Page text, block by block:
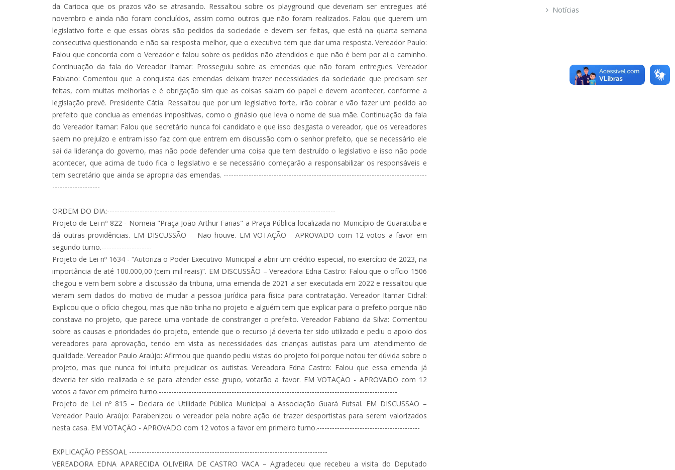
da Carioca que os prazos vão se atrasando. Ressaltou sobre os playground que deveriam ser entregues até
novembro e ainda não foram concluídos, assim como outros que não foram realizados. Falou que querem um
legislativo forte e que essas obras são pedidos da sociedade e devem ser feitas, que está na quarta semana
consecutiva questionando e não sai resposta melhor, que o executivo tem que dar uma resposta. Vereador Paulo:
Falou que concorda com o Vereador e falou sobre os pedidos não atendidos e que não é bem por ai o caminho.
Continuação da fala do Vereador Itamar: Prosseguiu sobre as emendas que não foram entregues. Vereador
Fabiano: Comentou que a conquista das emendas deixam trazer necessidades da sociedade que precisam ser
feitas, com muitas melhorias e é obrigação sim que as coisas saiam do papel e devem acontecer, conforme a
legislação prevê. Presidente Cátia: Ressaltou que por um legislativo forte, irão cobrar e vão fazer um pedido ao
prefeito que conclua as emendas impositivas, como o ginásio que leva o nome de sua mãe. Continuação da fala
do Vereador Itamar: Falou que secretário nunca foi candidato e que isso desgasta o vereador, que os vereadores
saem no prejuízo e entram isso faz com que entrem em discussão com o senhor prefeito, que se necessário ele
sai da liderança do governo, mas não pode defender uma coisa que tem destruído o legislativo e isso não pode
acontecer, que acima de tudo fica o legislativo e se necessário começarão a responsabilizar os responsáveis e
tem secretário que ainda se apropria das emendas. ---------------------------------------------------------------------------------
-------------------
ORDEM DO DIA:-------------------------------------------------------------------------------------------
Projeto de Lei nº 822 - Nomeia "Praça João Arthur Farias" a Praça Pública localizada no Município de Guaratuba e
dá outras providências. EM DISCUSSÃO – Não houve. EM VOTAÇÃO - APROVADO com 12 votos a favor em
segundo turno.--------------------
Projeto de Lei nº 1634 - “Autoriza o Poder Executivo Municipal a abrir um crédito especial, no exercício de 2023, na
importância de até 100.000,00 (cem mil reais)”. EM DISCUSSÃO – Vereadora Edna Castro: Falou que o ofício 1506
chegou e vem bem sobre a discussão da tribuna, uma emenda de 2021 a ser executada em 2022 e ressaltou que
vieram sem dados do motivo de mudar a pessoa jurídica para física para contratação. Vereador Itamar Cidral:
Explicou que o ofício chegou, mas que não tinha no projeto e alguém tem que explicar para o prefeito porque não
constava no projeto, que parece uma vontade de constranger o prefeito. Vereador Fabiano da Silva: Comentou
sobre as causas e prioridades do projeto, entende que o recurso já deveria ter sido utilizado e pediu o apoio dos
vereadores para aprovação, tendo em vista as necessidades das crianças autistas para um atendimento de
qualidade. Vereador Paulo Araújo: Afirmou que quando pediu vistas do projeto foi porque notou ter dúvida sobre o
projeto, mas que nunca foi intuito prejudicar os autistas. Vereadora Edna Castro: Falou que essa emenda já
deveria ter sido realizada e se para atender esse grupo, votarão a favor. EM VOTAÇÃO - APROVADO com 12
votos a favor em primeiro turno.-----------------------------------------------------------------------------------------------
Projeto de Lei nº 815 – Declara de Utilidade Pública Municipal a Associação Guará Futsal. EM DISCUSSÃO –
Vereador Paulo Araújo: Parabenizou o vereador pela nobre ação de trazer desportistas para serem valorizados
nesta casa. EM VOTAÇÃO - APROVADO com 12 votos a favor em primeiro turno.-----------------------------------------
EXPLICAÇÃO PESSOAL -------------------------------------------------------------------------------
VEREADORA EDNA APARECIDA OLIVEIRA DE CASTRO VACA – Agradeceu que recebeu a visita do Deputado
Notícias